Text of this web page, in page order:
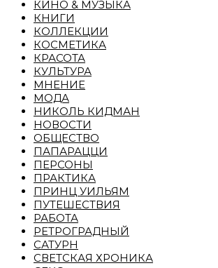
КИНО & МУЗЫКА
КНИГИ
КОЛЛЕКЦИИ
КОСМЕТИКА
КРАСОТА
КУЛЬТУРА
МНЕНИЕ
МОДА
НИКОЛЬ КИДМАН
НОВОСТИ
ОБЩЕСТВО
ПАПАРАЦЦИ
ПЕРСОНЫ
ПРАКТИКА
ПРИНЦ УИЛЬЯМ
ПУТЕШЕСТВИЯ
РАБОТА
РЕТРОГРАДНЫЙ
САТУРН
СВЕТСКАЯ ХРОНИКА